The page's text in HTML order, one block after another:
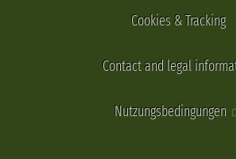
Cookies & Tracking
Contact and legal
Nutzungsbedingungen